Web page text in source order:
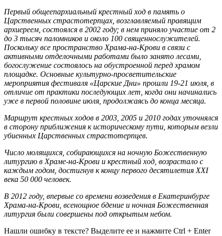
Первый общеепархиальный крестный ход в память о
Царственных страстотерпцах, возглавляемый правящим
архиереем, состоялся в 2002 году; в нем приняло участие от 2
до 3 тысяч паломников и около 100 священнослужителей.
Поскольку все пространство Храма-на-Крови в связи с
активными отделочными работами было занято лесами,
богослужение состоялось на обустроенной перед храмом
площадке. Основные культурно-просветительские
мероприятия фестиваля «Царские Дни» прошли 19-21 июля, в
отличие от практики последующих лет, когда они начинались
уже в первой половине июля, продолжаясь до конца месяца.
Маршрут крестных ходов в 2003, 2005 и 2010 годах уточнялся
в сторону приближения к историческому пути, которым везли
убиенных Царственных страстотерпцев.
Число молящихся, собирающихся на ночную Божественную
литургию в Храме-на-Крови и крестный ход, возрастало с
каждым годом, достигнув к концу первого десятилетия XXI
века 50 000 человек.
В 2012 году, впервые со времени возведения в Екатеринбурге
Храма-на-Крови, всенощное бдение и ночная Божественная
литургия были совершены под открытым небом.
Нашли ошибку в тексте? Выделите ее и нажмите Ctrl + Enter